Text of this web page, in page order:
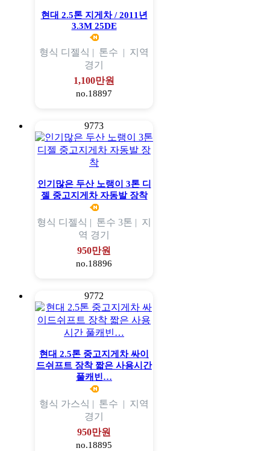
현대 2.5톤 지게차 / 2011년
3.3M 25DE
형식 디젤식 | 톤수 | 지역
경기
1,100만원
no.18897
9773
인기많은 두산 노랭이 3톤 디
젤 중고지게차 자동발 장착
형식 디젤식 | 톤수 3톤 | 지
역 경기
950만원
no.18896
9772
현대 2.5톤 중고지게차 싸이
드쉬프트 장착 짧은 사용시간
풀캐빈…
형식 가스식 | 톤수 | 지역
경기
950만원
no.18895